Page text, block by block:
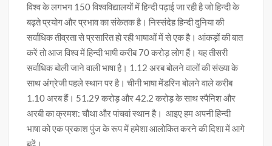
विश्व के लगभग 150 विश्वविद्यालयों में हिन्दी पढ़ाई जा रही है जो हिन्दी के
बढ़ते प्रयोग और प्रभाव का संकेतक है। निस्संदेह हिन्दी दुनिया की
सर्वाधिक तीव्रता से प्रसारित हो रही भाषाओं में से एक है। आंकड़ों की बात
करें तो आज विश्व में हिन्दी भाषी करीब 70 करोड़ लोग हैं। यह तीसरी
सर्वाधिक बोली जाने वाली भाषा है। 1.12 अरब बोलने वालों की संख्या के
साथ अंग्रेजी पहले स्थान पर है। चीनी भाषा मेंडरिन बोलने वाले करीब
1.10 अरब हैं। 51.29 करोड़ और 42.2 करोड़ के साथ स्पैनिश और
अरबी का क्रमश: चौथा और पांचवां स्थान है। आइए हम अपनी हिन्दी
भाषा को एक प्रकाश पुंज के रूप में हमेशा आलोकित करने की दिशा में आगे
बढ़ें।